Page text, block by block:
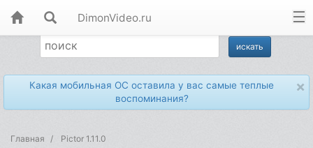
DimonVideo.ru
×
Какая мобильная ОС оставила у вас самые теплые
воспоминания?
Главная Pictor 1.11.0